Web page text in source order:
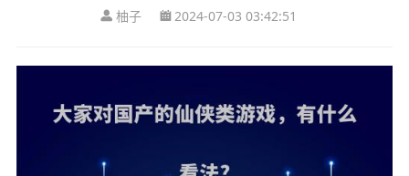
柚子 2024-07-03 03:42:51